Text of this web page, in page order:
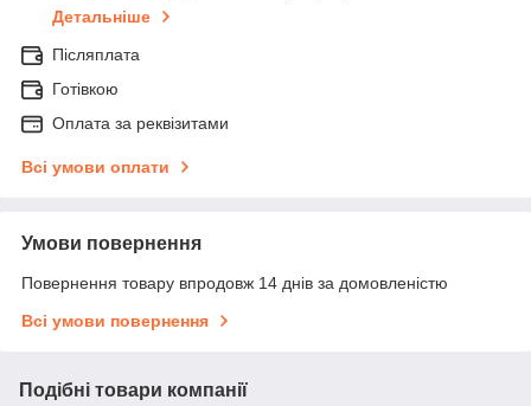
Детальніше
Післяплата
Готівкою
Оплата за реквізитами
Всі умови оплати
Умови повернення
Повернення товару впродовж 14 днів за домовленістю
Всі умови повернення
Подібні товари компанії